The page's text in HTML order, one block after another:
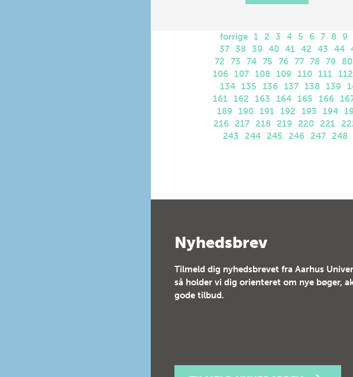
forrige 1 2 3 4 5 6 7 8 9
37 38 39 40 41 42 43 44
72
73 74 75 76 77 78 79 80
106 107 108 109 110 111 112
134 135 136 137 138 139
161 162 163 164 165 166
189 190 191 192 193 194
216 217 218 219 220 221
243
244 245 246 247 248
Nyhedsbrev
Tilmeld dig nyhedsbrevet fra Aarhus
så holder vi dig orienteret om nye bøger,
gode tilbud.